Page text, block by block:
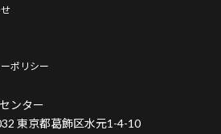
ポリシー
ンター
東京都葛飾区水元1-4-10